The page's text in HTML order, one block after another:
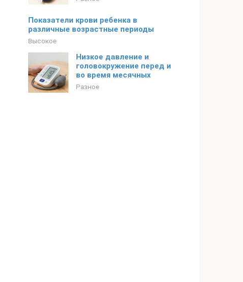
Показатели крови ребенка в
различные возрастные периоды
Высокое
Низкое давление и
головокружение перед и
во время месячных
Разное